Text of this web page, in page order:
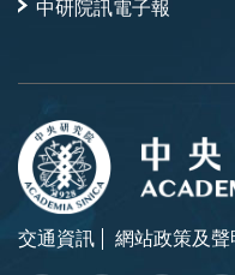
中研院訊電子報
交通資訊 網站政策及聲